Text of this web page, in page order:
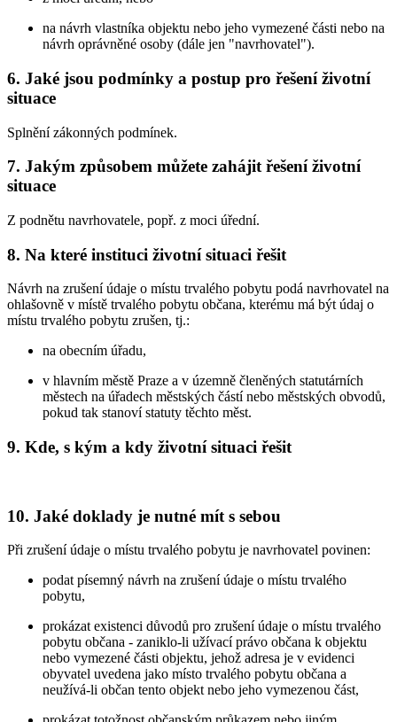
na návrh vlastníka objektu nebo jeho vymezené části nebo na
návrh oprávněné osoby (dále jen "navrhovatel").
6. Jaké jsou podmínky a postup pro řešení životní
situace
Splnění zákonných podmínek.
7. Jakým způsobem můžete zahájit řešení životní
situace
Z podnětu navrhovatele, popř. z moci úřední.
8. Na které instituci životní situaci řešit
Návrh na zrušení údaje o místu trvalého pobytu podá navrhovatel na
ohlašovně v místě trvalého pobytu občana, kterému má být údaj o
místu trvalého pobytu zrušen, tj.:
na obecním úřadu,
v hlavním městě Praze a v územně členěných statutárních
městech na úřadech městských částí nebo městských obvodů,
pokud tak stanoví statuty těchto měst.
9. Kde, s kým a kdy životní situaci řešit
10. Jaké doklady je nutné mít s sebou
Při zrušení údaje o místu trvalého pobytu je navrhovatel povinen:
podat písemný návrh na zrušení údaje o místu trvalého
pobytu,
prokázat existenci důvodů pro zrušení údaje o místu trvalého
pobytu občana - zaniklo-li užívací právo občana k objektu
nebo vymezené části objektu, jehož adresa je v evidenci
obyvatel uvedena jako místo trvalého pobytu občana a
neužívá-li občan tento objekt nebo jeho vymezenou část,